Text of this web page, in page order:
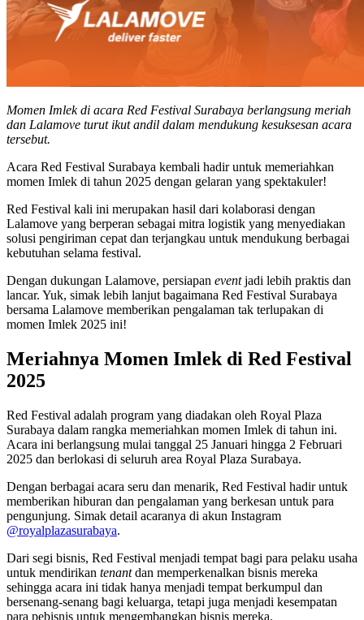
Momen Imlek di acara Red Festival Surabaya berlangsung meriah
dan Lalamove turut ikut andil dalam mendukung kesuksesan acara
tersebut.
Acara Red Festival Surabaya kembali hadir untuk memeriahkan
momen Imlek di tahun 2025 dengan gelaran yang spektakuler!
Red Festival kali ini merupakan hasil dari kolaborasi dengan
Lalamove yang berperan sebagai mitra logistik yang menyediakan
solusi pengiriman cepat dan terjangkau untuk mendukung berbagai
kebutuhan selama festival.
Dengan dukungan Lalamove, persiapan eventjadi lebih praktis dan
lancar. Yuk, simak lebih lanjut bagaimana Red Festival Surabaya
bersama Lalamove memberikan pengalaman tak terlupakan di
momen Imlek 2025 ini!
Meriahnya Momen Imlek di Red Festival
2025
Red Festival adalah program yang diadakan oleh Royal Plaza
Surabaya dalam rangka memeriahkan momen Imlek di tahun ini.
Acara ini berlangsung mulai tanggal 25 Januari hingga 2 Februari
2025 dan berlokasi di seluruh area Royal Plaza Surabaya.
Dengan berbagai acara seru dan menarik, Red Festival hadir untuk
memberikan hiburan dan pengalaman yang berkesan untuk para
pengunjung. Simak detail acaranya di akun Instagram
@royalplazasurabaya.
Dari segi bisnis, Red Festival menjadi tempat bagi para pelaku usaha
untuk mendirikan tenantdan memperkenalkan bisnis mereka
sehingga acara ini tidak hanya menjadi tempat berkumpul dan
bersenang-senang bagi keluarga, tetapi juga menjadi kesempatan
para pebisnis untuk mengembangkan bisnis mereka.